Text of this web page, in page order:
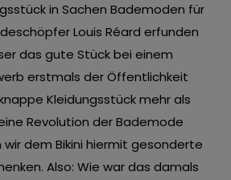
in Sachen Bademoden für
Louis Réard erfunden
das gute Stück bei einem
erstmals der Öffentlichkeit
Kleidungsstück mehr als
Revolution der Bademode
dem Bikini hiermit gesonderte
Also: Wie war das damals